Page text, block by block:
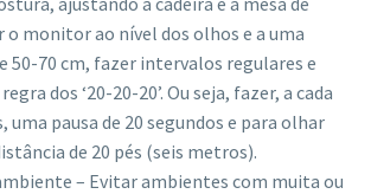
o monitor ao nível dos olhos e a uma
50-70 cm, fazer intervalos regulares e
dos ‘20-20-20’. Ou seja, fazer, a cada
uma pausa de 20 segundos e para olhar
de 20 pés (seis metros).
– Evitar ambientes com muita ou